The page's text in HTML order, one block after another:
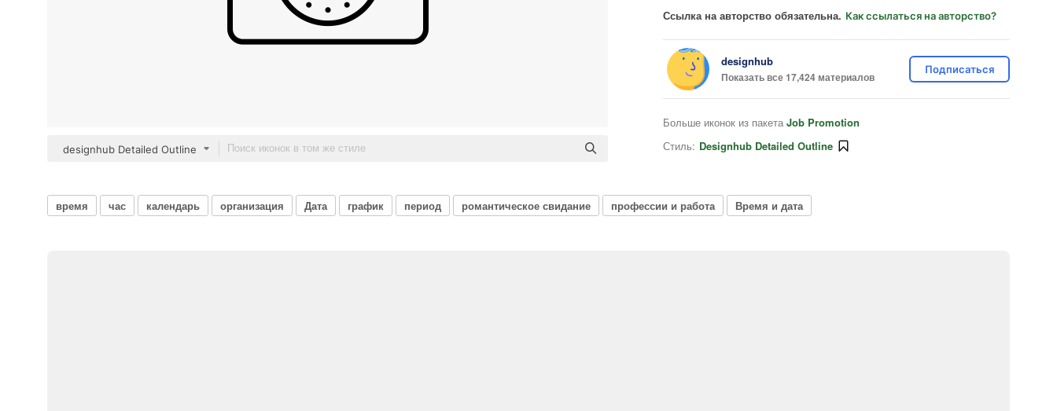
designhub Detailed Outline
Ссылка на авторство обязательна. Как ссылаться на авторство?
designhub
Показать все 17,424 материалов
Подписаться
Больше иконок из пакета Job Promotion
Стиль: Designhub Detailed Outline
время час календарь организация Дата график период романтическое свидание профессии и работа Время и дата